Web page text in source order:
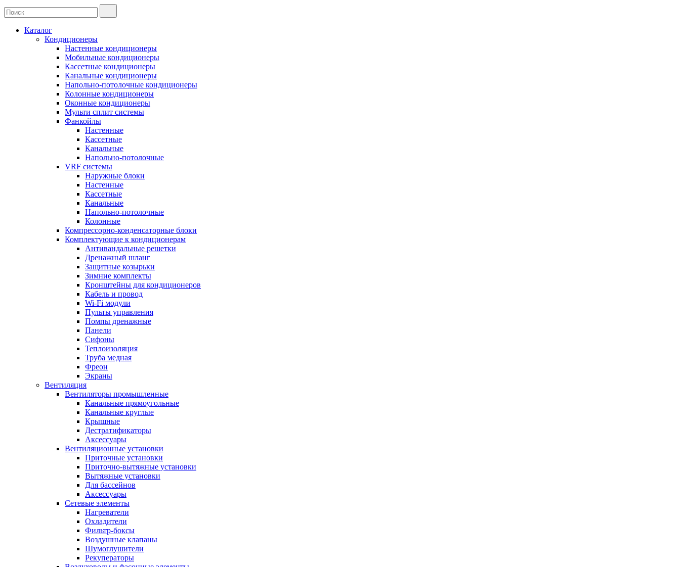
Каталог
Кондиционеры
Настенные кондиционеры
Мобильные кондиционеры
Кассетные кондиционеры
Канальные кондиционеры
Напольно-потолочные кондиционеры
Колонные кондиционеры
Оконные кондиционеры
Мульти сплит системы
Фанкойлы
Настенные
Кассетные
Канальные
Напольно-потолочные
VRF системы
Наружные блоки
Настенные
Кассетные
Канальные
Напольно-потолочные
Колонные
Компрессорно-конденсаторные блоки
Комплектующие к кондиционерам
Антивандальные решетки
Дренажный шланг
Защитные козырьки
Зимние комплекты
Кронштейны для кондиционеров
Кабель и провод
Wi-Fi модули
Пульты управления
Помпы дренажные
Панели
Сифоны
Теплоизоляция
Труба медная
Фреон
Экраны
Вентиляция
Вентиляторы промышленные
Канальные прямоугольные
Канальные круглые
Крышные
Дестратификаторы
Аксессуары
Вентиляционные установки
Приточные установки
Приточно-вытяжные установки
Вытяжные установки
Для бассейнов
Аксессуары
Сетевые элементы
Нагреватели
Охладители
Фильтр-боксы
Воздушные клапаны
Шумоглушители
Рекуператоры